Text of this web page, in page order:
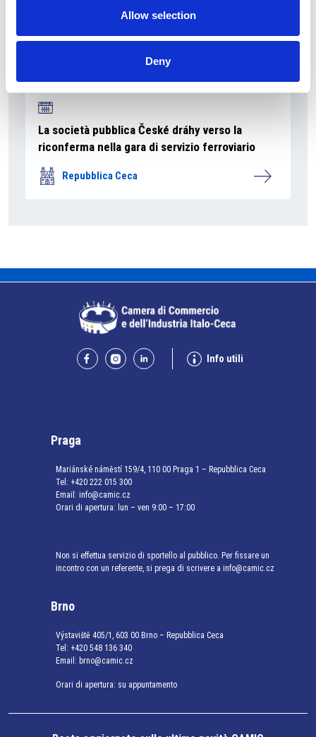
Allow selection
Deny
La società pubblica České dráhy verso la
riconferma nella gara di servizio ferroviario
Repubblica Ceca
Info utili
Praga
Mariánské náměstí 159/4, 110 00 Praga 1 – Repubblica Ceca
Tel: +420 222 015 300
Email: info@camic.cz
Orari di apertura: lun – ven 9:00 – 17:00
Non si effettua servizio di sportello al pubblico. Per fissare un
incontro con un referente, si prega di scrivere a info@camic.cz
Brno
Výstaviště 405/1, 603 00 Brno – Repubblica Ceca
Tel: +420 548 136 340
Email: brno@camic.cz
Orari di apertura: su appuntamento